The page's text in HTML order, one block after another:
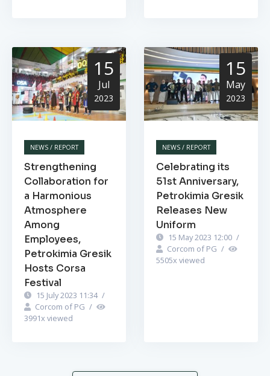
15
Jul
2023
NEWS / REPORT
Strengthening
Collaboration for
a Harmonious
Atmosphere
Among
Employees,
Petrokimia Gresik
Hosts Corsa
Festival
15 July 2023 11:34 /
Corcom of PG /
3991x viewed
15
May
2023
NEWS / REPORT
Celebrating its
51st Anniversary,
Petrokimia Gresik
Releases New
Uniform
15 May 2023 12:00 /
Corcom of PG /
5505x viewed